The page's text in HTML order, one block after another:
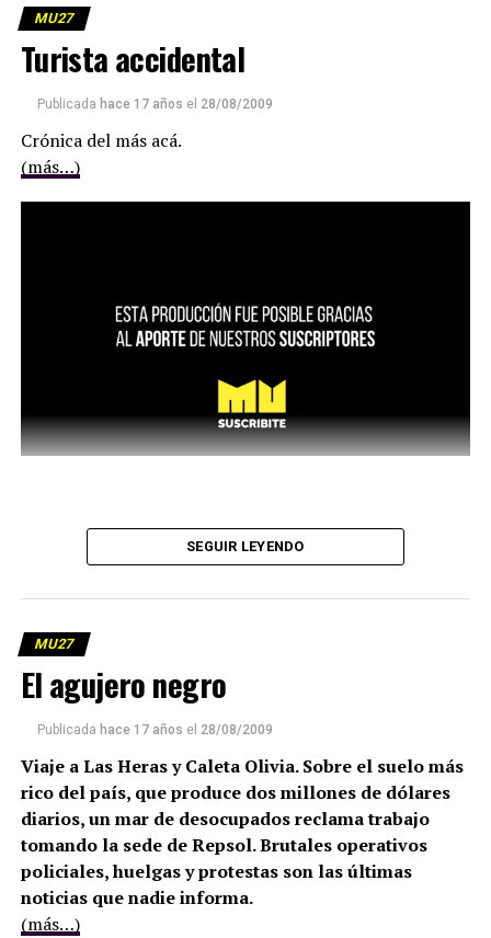
MU27
Turista accidental
Publicada hace 17 años el 28/08/2009
Crónica del más acá.
(más…)
SEGUIR LEYENDO
MU27
El agujero negro
Publicada hace 17 años el 28/08/2009
Viaje a Las Heras y Caleta Olivia. Sobre el suelo más
rico del país, que produce dos millones de dólares
diarios, un mar de desocupados reclama trabajo
tomando la sede de Repsol. Brutales operativos
policiales, huelgas y protestas son las últimas
noticias que nadie informa.
(más…)